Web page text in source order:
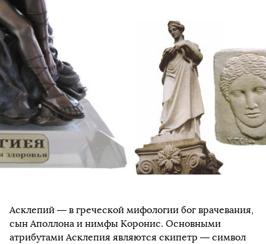
Асклепий — в греческой мифологии бог врачевания,
сын Аполлона и нимфы Коронис. Основными
атрибутами Асклепия являются скипетр — символ